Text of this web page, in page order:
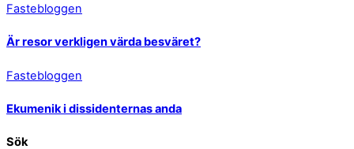
Fastebloggen
Är resor verkligen värda besväret?
Fastebloggen
Ekumenik i dissidenternas anda
Sök